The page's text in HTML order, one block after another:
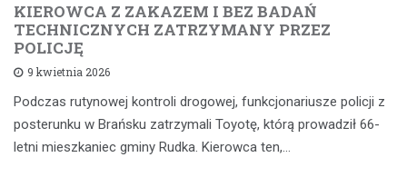
KIEROWCA Z ZAKAZEM I BEZ BADAŃ
TECHNICZNYCH ZATRZYMANY PRZEZ
POLICJĘ
9 kwietnia 2026
Podczas rutynowej kontroli drogowej, funkcjonariusze policji z
posterunku w Brańsku zatrzymali Toyotę, którą prowadził 66-
letni mieszkaniec gminy Rudka. Kierowca ten,…